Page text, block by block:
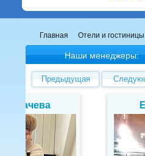
Главная Отели и
Наши менеджеры:
Предыдущая